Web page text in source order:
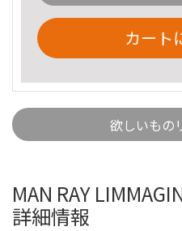
カート
欲しいもの
MAN RAY
詳細情報